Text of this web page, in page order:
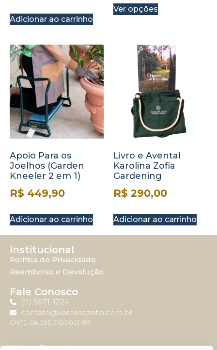
Adicionar ao carrinho
Ver opções
Apoio Para os
Joelhos (Garden
Kneeler 2 em 1)
R$ 449,90
Adicionar ao carrinho
Livro e Avental
Karolina Zofia
Gardening
R$ 290,00
Adicionar ao carrinho
Institucional
Política de Privacidade
Reembolso e Devolução
Fale Conosco
(11) 5071-1224
contato@karolinazofia.com.br
CNPJ: 04.095.016/0001-86